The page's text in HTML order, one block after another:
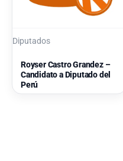
Diputados
Royser Castro Grandez –
Candidato a Diputado del
Perú